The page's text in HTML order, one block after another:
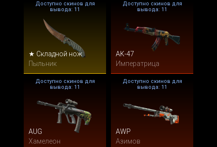
★ Складной нож
Пыльник
Доступно скинов для
вывода: 11
AK-47
Императрица
Доступно скинов для
вывода: 11
AUG
Хамелеон
Доступно скинов для
вывода: 11
AWP
Азимов
Доступно скинов для
вывода: 11